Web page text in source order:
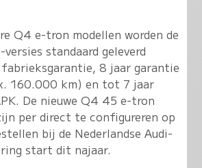
Q4 e-tron modellen worden de
standaard geleverd
8 jaar garantie
160.000 km) en tot 7 jaar
De nieuwe Q4 45 e-tron
per direct te configureren op
bij de Nederlandse Audi-
start dit najaar.